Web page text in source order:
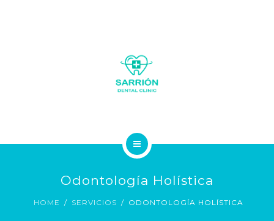
Odontología Holística
HOME SERVICIOS ODONTOLOGÍA HOLÍSTICA